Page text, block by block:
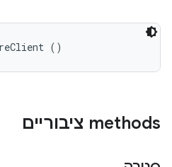
()
‫methods ציבוריים